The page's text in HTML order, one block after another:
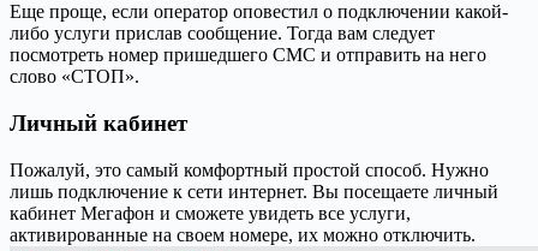
Еще проще, если оператор оповестил о подключении какой-
либо услуги прислав сообщение. Тогда вам следует
посмотреть номер пришедшего СМС и отправить на него
слово «СТОП».
Личный кабинет
Пожалуй, это самый комфортный простой способ. Нужно
лишь подключение к сети интернет. Вы посещаете личный
кабинет Мегафон и сможете увидеть все услуги,
активированные на своем номере, их можно отключить.